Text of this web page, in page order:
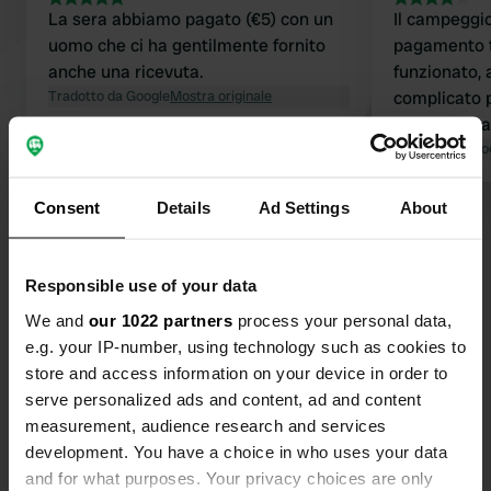
Consent Details Ad Settings About
Responsible use of your data
We and our 1022 partners process your personal data,
e.g. your IP-number, using technology such as cookies to
store and access information on your device in order to
serve personalized ads and content, ad and content
measurement, audience research and services
development. You have a choice in who uses your data
and for what purposes. Your privacy choices are only
La sera abbiamo pagato (€5) con un
uomo che ci ha gentilmente fornito
anche una ricevuta.
Tradotto da GoogleMostra originale
Il
pagamento
funzionato,
complicato
francese e
le
inglese. Abbiamo anche notato che
Tradotto da
Sei stato qui?
Contatto